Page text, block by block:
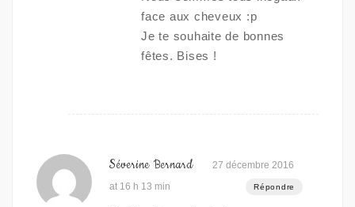
face aux cheveux :p
Je te souhaite de bonnes
fêtes. Bises !
Séverine Bernard
27 décembre 2016
at 16 h 13 min
Répondre